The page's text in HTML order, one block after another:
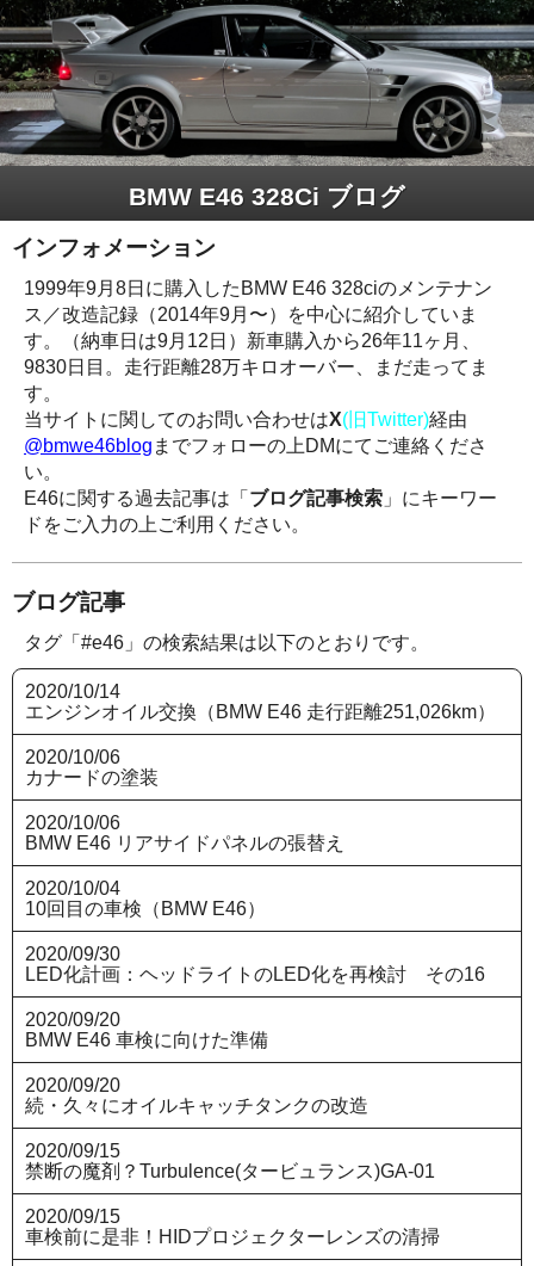
BMW E46 328Ci ブログ
インフォメーション
1999年9月8日に購入したBMW E46 328ciのメンテナン
ス／改造記録（2014年9月〜）を中心に紹介していま
す。（納車日は9月12日）新車購入から26年11ヶ月、
9830日目。走行距離28万キロオーバー、まだ走ってま
す。
当サイトに関してのお問い合わせはX(旧Twitter)経由
@bmwe46blog までフォローの上DMにてご連絡くださ
い。
E46に関する過去記事は「 ブログ記事検索 」にキーワー
ドをご入力の上ご利用ください。
ブログ記事
タグ「#e46」の検索結果は以下のとおりです。
2020/10/14
エンジンオイル交換（BMW E46 走行距離251,026km）
2020/10/06
カナードの塗装
2020/10/06
BMW E46 リアサイドパネルの張替え
2020/10/04
10回目の車検（BMW E46）
2020/09/30
LED化計画：ヘッドライトのLED化を再検討 その16
2020/09/20
BMW E46 車検に向けた準備
2020/09/20
続・久々にオイルキャッチタンクの改造
2020/09/15
禁断の魔剤？Turbulence(タービュランス)GA-01
2020/09/15
車検前に是非！HIDプロジェクターレンズの清掃